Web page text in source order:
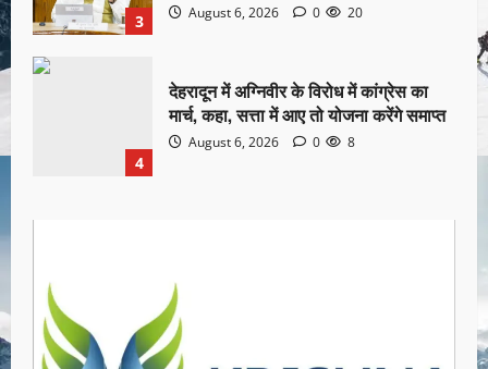
3 August 6, 2026 0 20
4
देहरादून में अग्निवीर के विरोध में कांग्रेस का
मार्च, कहा, सत्ता में आए तो योजना करेंगे समाप्त
August 6, 2026 0 8